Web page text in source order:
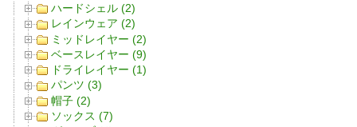
ハードシェル (2)
レインウェア (2)
ミッドレイヤー (2)
ベースレイヤー (9)
ドライレイヤー (1)
パンツ (3)
帽子 (2)
ソックス (7)